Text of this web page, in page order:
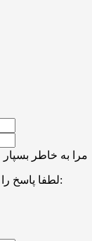
مرا به خاطر بسپار
لطفا پاسخ را به عدد انگلیسی وارد کنید: